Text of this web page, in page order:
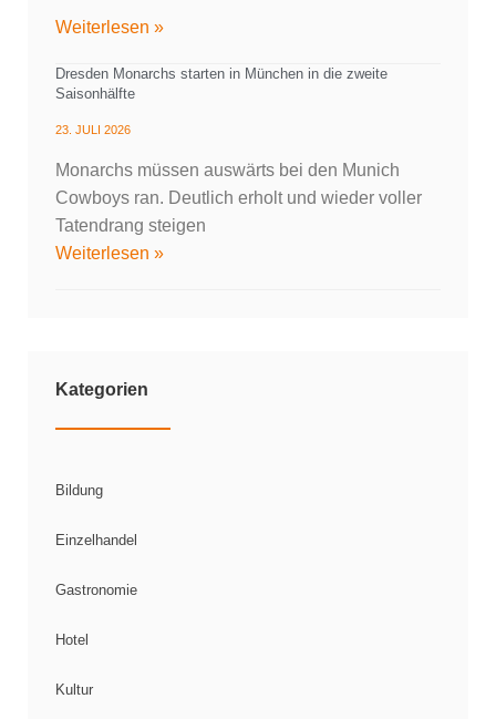
Weiterlesen »
Dresden Monarchs starten in München in die zweite
Saisonhälfte
23. JULI 2026
Monarchs müssen auswärts bei den Munich
Cowboys ran. Deutlich erholt und wieder voller
Tatendrang steigen
Weiterlesen »
Kategorien
Bildung
Einzelhandel
Gastronomie
Hotel
Kultur